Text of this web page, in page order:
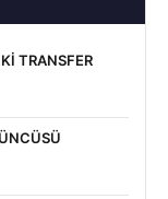
TRANSFER